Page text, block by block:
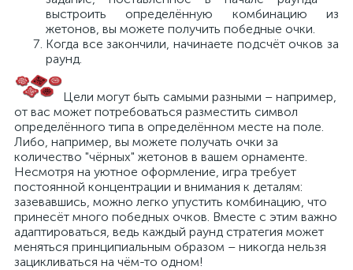
выстроить определённую комбинацию из
жетонов, вы можете получить победные очки.
Когда все закончили, начинаете подсчёт очков за
раунд.
Цели могут быть самыми разными – например,
от вас может потребоваться разместить символ
определённого типа в определённом месте на поле.
Либо, например, вы можете получать очки за
количество "чёрных" жетонов в вашем орнаменте.
Несмотря на уютное оформление, игра требует
постоянной концентрации и внимания к деталям:
зазевавшись, можно легко упустить комбинацию, что
принесёт много победных очков. Вместе с этим важно
адаптироваться, ведь каждый раунд стратегия может
меняться принципиальным образом – никогда нельзя
зацикливаться на чём-то одном!